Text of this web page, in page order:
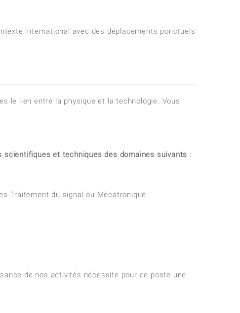
international avec des déplacements ponctuels
le lien entre la physique et la technologie. Vous
et techniques des domaines suivants :
Traitement du signal ou Mécatronique.
de nos activités nécessite pour ce poste une